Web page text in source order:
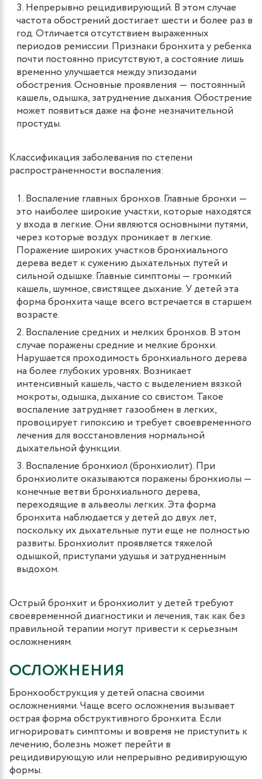
Непрерывно рецидивирующий. В этом случае
частота обострений достигает шести и более раз в
год. Отличается отсутствием выраженных
периодов ремиссии. Признаки бронхита у ребенка
почти постоянно присутствуют, а состояние лишь
временно улучшается между эпизодами
обострения. Основные проявления ― постоянный
кашель, одышка, затруднение дыхания. Обострение
может появиться даже на фоне незначительной
простуды.
Классификация заболевания по степени
распространенности воспаления:
Воспаление главных бронхов. Главные бронхи ―
это наиболее широкие участки, которые находятся
у входа в легкие. Они являются основными путями,
через которые воздух проникает в легкие.
Поражение широких участков бронхиального
дерева ведет к сужению дыхательных путей и
сильной одышке. Главные симптомы — громкий
кашель, шумное, свистящее дыхание. У детей эта
форма бронхита чаще всего встречается в старшем
возрасте.
Воспаление средних и мелких бронхов. В этом
случае поражены средние и мелкие бронхи.
Нарушается проходимость бронхиального дерева
на более глубоких уровнях. Возникает
интенсивный кашель, часто с выделением вязкой
мокроты, одышка, дыхание со свистом. Такое
воспаление затрудняет газообмен в легких,
провоцирует гипоксию и требует своевременного
лечения для восстановления нормальной
дыхательной функции.
Воспаление бронхиол (бронхиолит). При
бронхиолите оказываются поражены бронхиолы —
конечные ветви бронхиального дерева,
переходящие в альвеолы легких. Эта форма
бронхита наблюдается у детей до двух лет,
поскольку их дыхательные пути еще не полностью
развиты. Бронхиолит проявляется тяжелой
одышкой, приступами удушья и затрудненным
выдохом.
Острый бронхит и бронхиолит у детей требуют
своевременной диагностики и лечения, так как без
правильной терапии могут привести к серьезным
осложнениям.
ОСЛОЖНЕНИЯ
Бронхообструкция у детей опасна своими
осложнениями. Чаще всего осложнения вызывает
острая форма обструктивного бронхита. Если
игнорировать симптомы и вовремя не приступить к
лечению, болезнь может перейти в
рецидивирующую или непрерывно редивирующую
формы.